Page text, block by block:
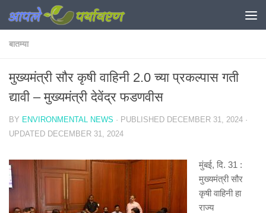
Skip to content
बातम्या
मुख्यमंत्री सौर कृषी वाहिनी 2.0 च्या प्रकल्पास गती
द्यावी – मुख्यमंत्री देवेंद्र फडणवीस
BY ENVIRONMENTAL NEWS · PUBLISHED DECEMBER 31, 2024 ·
UPDATED DECEMBER 31, 2024
मुंबई, दि. 31 :
मुख्यमंत्री सौर
कृषी वाहिनी हा
राज्य